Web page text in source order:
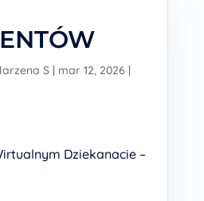
S| mar 12, 2026 |
Dziekanacie –